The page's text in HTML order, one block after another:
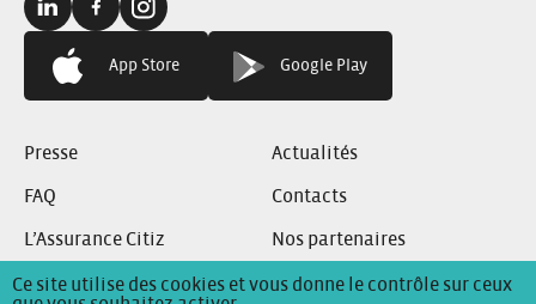
Linkedin:Facebook:Instagram:
App Store Google Play
Presse
FAQ
L’Assurance Citiz
Actualités
Contacts
Nos partenaires
Ce site utilise des cookies et vous donne le contrôle sur ceux